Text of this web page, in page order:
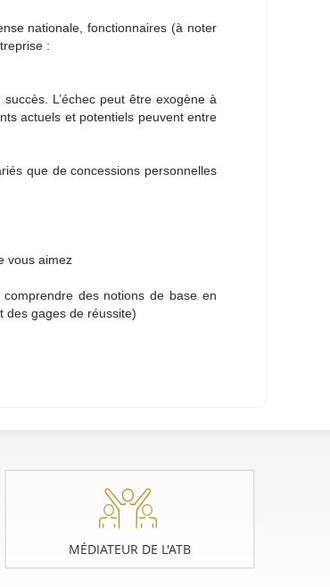
nationale, fonctionnaires (à noter
:
L’échec peut être exogène à
actuels et potentiels peuvent entre
que de concessions personnelles
vous aimez
des notions de base en
des gages de réussite)
MÉDIATEUR DE L'ATB